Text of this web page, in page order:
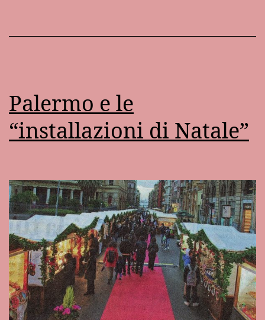
Palermo e le
“installazioni di Natale”